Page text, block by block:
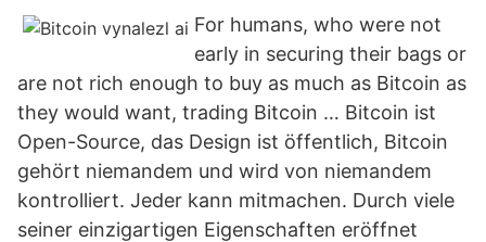
For humans, who were not
early in securing their bags or
are not rich enough to buy as much as Bitcoin as
they would want, trading Bitcoin … Bitcoin ist
Open-Source, das Design ist öffentlich, Bitcoin
gehört niemandem und wird von niemandem
kontrolliert. Jeder kann mitmachen. Durch viele
seiner einzigartigen Eigenschaften eröffnet